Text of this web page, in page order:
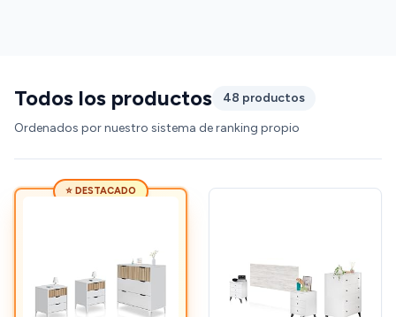
Todos los productos
48 productos
Ordenados por nuestro sistema de ranking propio
⭐ DESTACADO